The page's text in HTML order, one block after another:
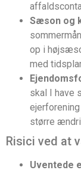
Sæson og
op i
med
skal I have
større
Risici ved at
Uventede